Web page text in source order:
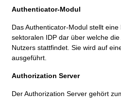
Authenticator-Modul
Das Authenticator-Modul stellt
sektoralen IDP dar über welche
Nutzers stattfindet. Sie wird auf
ausgeführt.
Authorization Server
Der Authorization Server gehört